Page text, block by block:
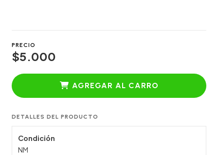
PRECIO
$5.000
AGREGAR AL CARRO
DETALLES DEL PRODUCTO
Condición
NM